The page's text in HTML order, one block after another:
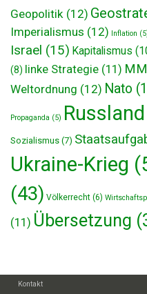
Geopolitik (12)
Imperialismus (12) Inflation
Israel (15) Kapitalismus
(8) linke Strategie (11)
Weltordnung (12) Nato
Propaganda (5) Russland
Sozialismus (7)
Ukraine-Krieg
(43) Völkerrecht (6)
(11) Übersetzung
Kontakt